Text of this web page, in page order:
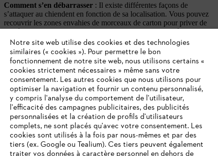
Comment s’en débarrasser : Il existe différentes façons de
s’attaquer au chiendent en fonction de sa localisation. Vous pouvez
recouvrir les zones envahies de morceaux de carton pour priver de
lumière les rhizomes qui en sont avides. Comme cette méthode
prend un certain temps, vous souhaiterez peut-être masquer ces
zones en les couvrant de compost. Arracher les mauvaises herbes à
la main est très laborieux, mais s’avère souvent payant. Une autre
méthode consiste à planter des pommes de terre dans les massifs
envahis : les feuilles denses priveront ainsi bientôt les rhizomes de la
lumière.
Intérêt: une plante pionnière, c’est-à-dire une espèce rustique qui
peut pousser sur des sols maigres et dans des environnements arides
où la plupart des végétaux ne peuvent survivre.
Le mouron blanc (stellaria media)
Notre site web utilise des cookies et des technologies
similaires (« cookies »). Pour permettre le bon
fonctionnement de notre site web, nous utilisons certains «
cookies strictement nécessaires » même sans votre
consentement. Les autres cookies que nous utilisons pour
optimiser la navigation et fournir un contenu personnalisé,
y compris l'analyse du comportement de l'utilisateur,
l'efficacité des campagnes publicitaires, des publicités
personnalisées et la création de profils d'utilisateurs
complets, ne sont placés qu'avec votre consentement. Les
cookies sont utilisés à la fois par nous-mêmes et par des
tiers (ex. Google ou Tealium). Ces tiers peuvent également